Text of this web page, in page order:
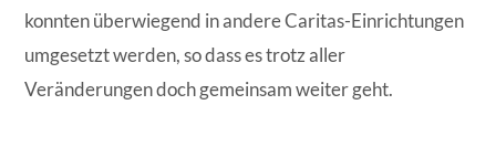
konnten überwiegend in andere Caritas-Einrichtungen
umgesetzt werden, so dass es trotz aller
Veränderungen doch gemeinsam weiter geht.